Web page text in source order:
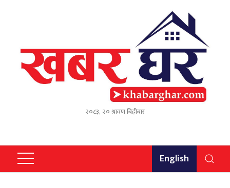
२०८३, २० श्रावण बिहीबार
English